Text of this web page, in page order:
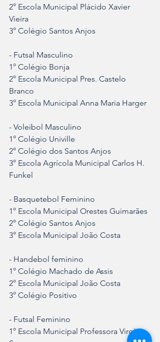
2° Escola Municipal Plácido Xavier
Vieira
3° Colégio Santos Anjos
- Futsal Masculino
1° Colégio Bonja
2° Escola Municipal Pres. Castelo
Branco
3° Escola Municipal Anna Maria Harger
- Voleibol Masculino
1° Colégio Univille
2° Colégio dos Santos Anjos
3° Escola Agrícola Municipal Carlos H.
Funkel
- Basquetebol Feminino
1° Escola Municipal Orestes Guimarães
2° Colégio Santos Anjos
3° Escola Municipal João Costa
- Handebol feminino
1° Colégio Machado de Assis
2° Escola Municipal João Costa
3° Colégio Positivo
- Futsal Feminino
1° Escola Municipal Professora Virgínia